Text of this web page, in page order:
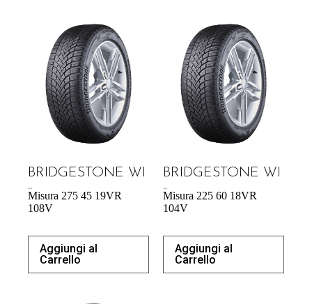
BRIDGESTONE WI
Misura 275 45 19VR
108V
Aggiungi al
Carrello
BRIDGESTONE WI
Misura 225 60 18VR
104V
Aggiungi al
Carrello